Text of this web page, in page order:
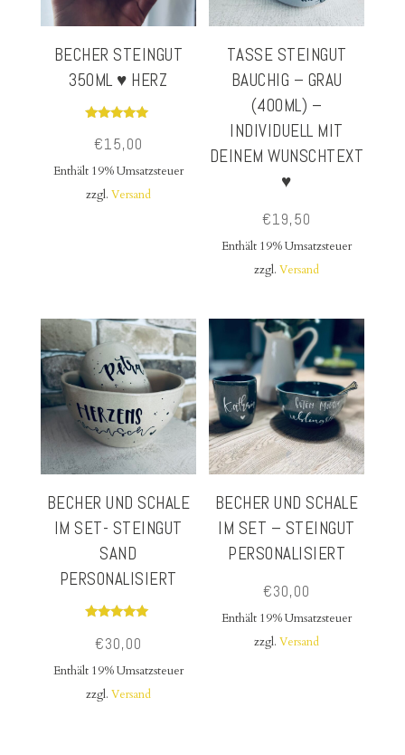
BECHER STEINGUT
350ML ♥ HERZ
mit
5.00
von 5
€15,00
Enthält 19% Umsatzsteuer
zzgl. Versand
TASSE STEINGUT
BAUCHIG – GRAU
(400ML) –
INDIVIDUELL MIT
DEINEM WUNSCHTEXT
♥
€19,50
Enthält 19% Umsatzsteuer
zzgl.Versand
BECHER UND SCHALE
IM SET- STEINGUT
SAND
PERSONALISIERT
mit
5.00
von 5
€30,00
Enthält 19% Umsatzsteuer
zzgl. Versand
BECHER UND SCHALE
IM SET – STEINGUT
PERSONALISIERT
€30,00
Enthält 19% Umsatzsteuer
zzgl.Versand